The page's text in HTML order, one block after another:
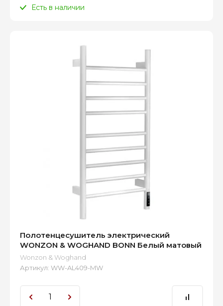
Есть в наличии
Полотенцесушитель электрический
WONZON & WOGHAND BONN Белый матовый
Wonzon & Woghand
Артикул: WW-AL409-MW